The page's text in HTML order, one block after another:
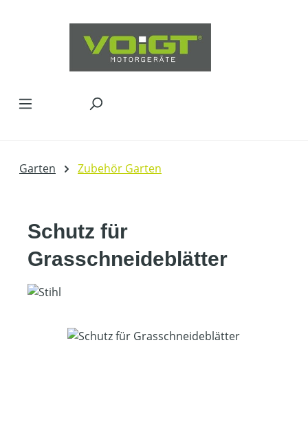
Garten Zubehör Garten
Schutz für
Grasschneideblätter
Bildergalerie überspringen